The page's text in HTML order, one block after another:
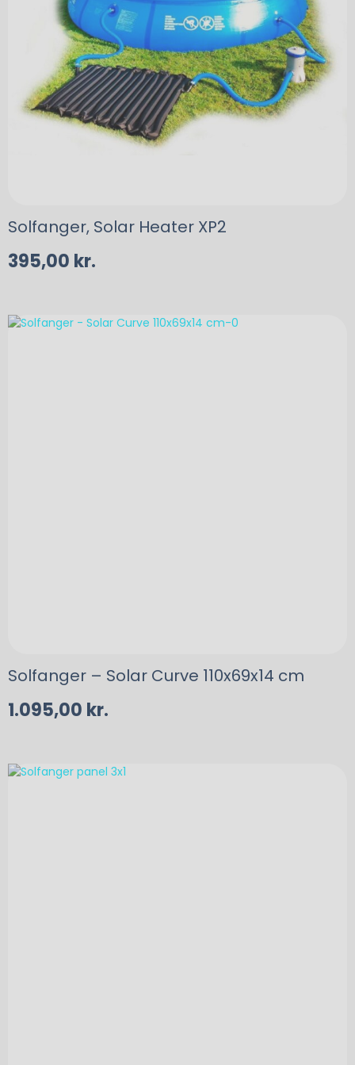
Solfanger, Solar Heater XP2
395,00 kr.
Solfanger – Solar Curve 110x69x14 cm
1.095,00 kr.